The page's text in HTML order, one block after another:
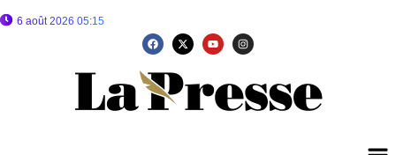
6 août 2026 05:15